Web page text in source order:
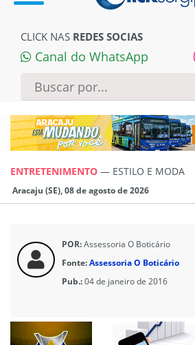
CLICK NAS REDES SOCIAS
Canal do WhatsApp
ENTRETENIMENTO — ESTILO E MODA
Aracaju (SE), 08 de agosto de 2026
POR:Assessoria O Boticário
Fonte:Assessoria O Boticário
Pub.:04 de janeiro de 2016